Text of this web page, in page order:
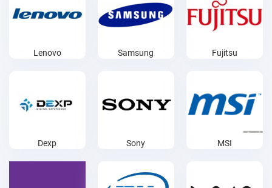
Lenovo Samsung Fujitsu
Dexp Sony MSI